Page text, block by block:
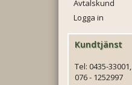
Avtalskund
Logga in
Kundtjänst
Tel: 0435-33001,
076 - 1252997